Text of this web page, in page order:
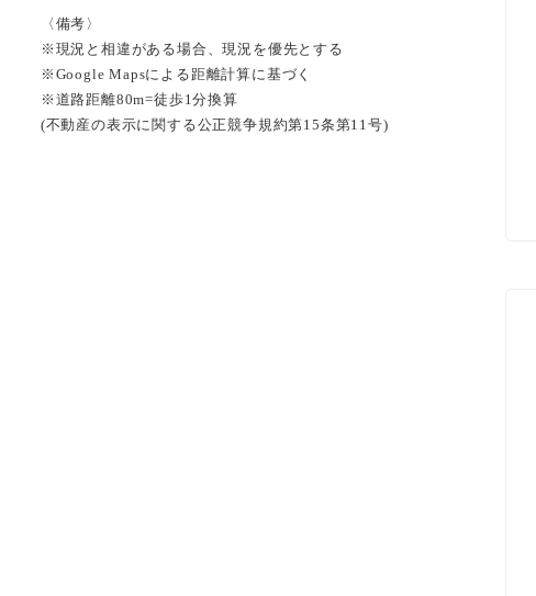
〈備考〉
※現況と相違がある場合、現況を優先とする
※Google Mapsによる距離計算に基づく
※道路距離80m=徒歩1分換算
(不動産の表示に関する公正競争規約第15条第11号)